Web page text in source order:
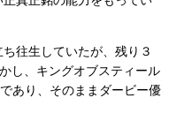
往生していたが、残り３
し、キングオブスティール
あり、そのままダービー優